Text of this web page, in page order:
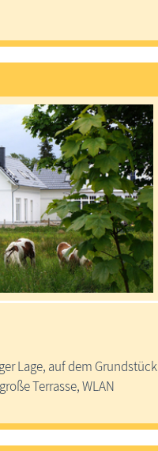
Lage, auf dem
Terrasse, WLAN